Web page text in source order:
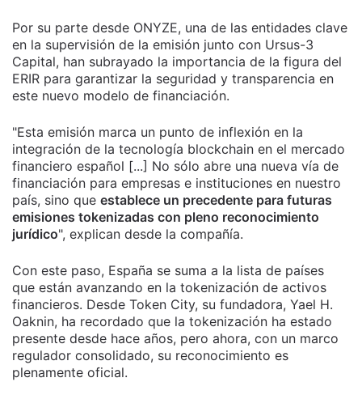
Por su parte desde ONYZE, una de las entidades clave
en la supervisión de la emisión junto con Ursus-3
Capital, han subrayado la importancia de la figura del
ERIR para garantizar la seguridad y transparencia en
este nuevo modelo de financiación.
"Esta emisión marca un punto de inflexión en la
integración de la tecnología blockchain en el mercado
financiero español [...] No sólo abre una nueva vía de
financiación para empresas e instituciones en nuestro
país, sino que establece un precedente para futuras
emisiones tokenizadas con pleno reconocimiento
jurídico", explican desde la compañía.
Con este paso, España se suma a la lista de países
que están avanzando en la tokenización de activos
financieros. Desde Token City, su fundadora, Yael H.
Oaknin, ha recordado que la tokenización ha estado
presente desde hace años, pero ahora, con un marco
regulador consolidado, su reconocimiento es
plenamente oficial.